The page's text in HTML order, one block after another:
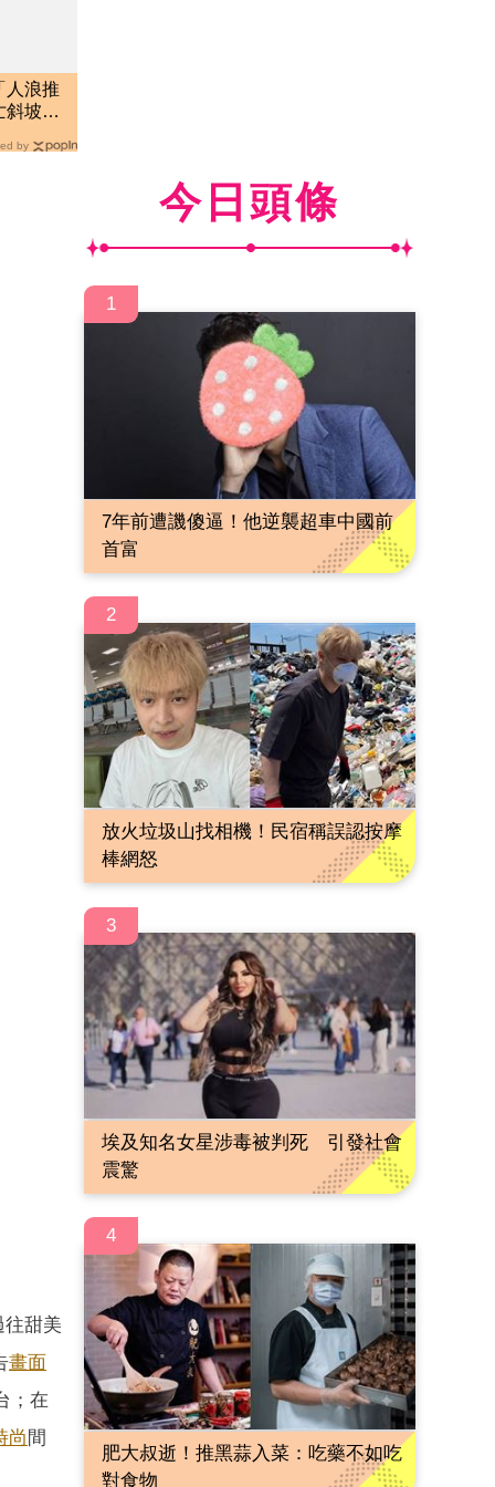
人浪推
斜坡
by
往甜美
畫面
；在
尚 間
今日頭條
1
7年前遭譏傻逼！他逆襲超車中國前
首富
2
放火垃圾山找相機！民宿稱誤認按摩
棒網怒
3
埃及知名女星涉毒被判死 引發社會
震驚
4
肥大叔逝！推黑蒜入菜：吃藥不如吃
對食物